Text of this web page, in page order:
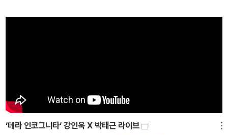
은 물론이거니와 한국의 젊은 고고학도들도 단숨에 끝까지 읽어낼 수
리아, 몽골, 중앙아시아, 중국 등 다양한 국가에서 직접 발굴을 주도해
온 현장의 경험이 풍부한 고고학자이다. 이 책에는 강인욱 교수가 고
고학자로서 첫발을 내디뎠던 1990년대 벌교 조개무지의 발굴에서부
‘테라 인코그니타‘ 강인욱 X 박태근 라이브